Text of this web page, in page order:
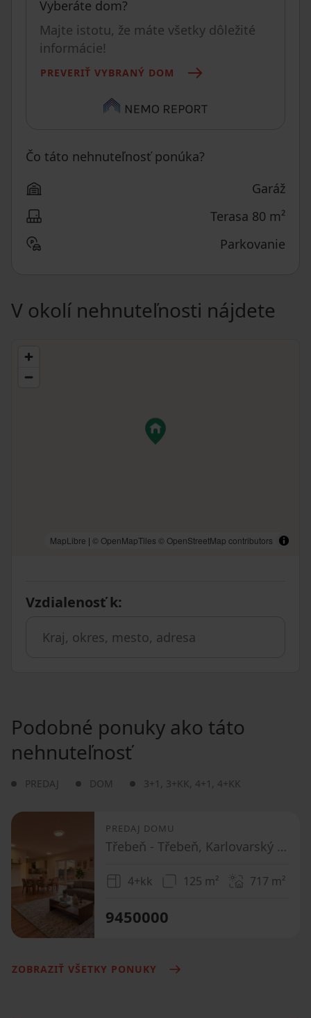
Vyberáte dom?
Majte istotu, že máte všetky dôležité
informácie!
PREVERIŤ VYBRANÝ DOM
Čo táto nehnuteľnosť ponúka?
Garáž
Terasa 80 m²
Parkovanie
V okolí nehnuteľnosti nájdete
MapLibre | © OpenMapTiles © OpenStreetMap contributors
Vzdialenosť k:
Podobné ponuky ako táto
nehnuteľnosť
PREDAJ DOM 3+1 , 3+KK, 4+1 , 4+KK
PREDAJ DOMU
Třebeň - Třebeň, Karlovarský kraj
4+kk 125 m² 717 m²
9450000
ZOBRAZIŤ VŠETKY PONUKY